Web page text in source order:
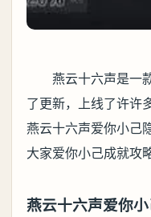
燕云十六声是一
了更新，上线了许许
燕云十六声爱你小己
大家爱你小己成就攻略
燕云十六声爱你